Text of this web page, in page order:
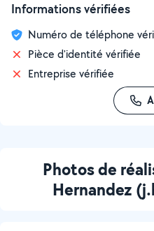
Informations vérifiées
Numéro de téléphone
Pièce d'identité vérifiée
Entreprise vérifiée
Photos de
Hernandez